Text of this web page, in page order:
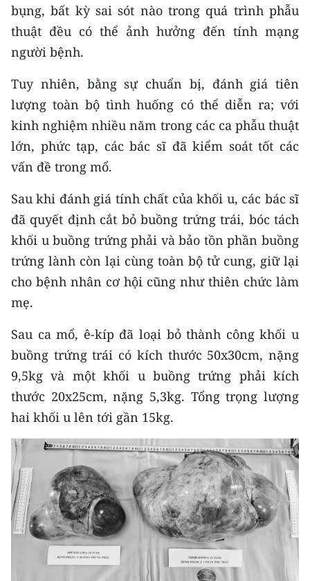
ENGLISH
FRANÇAIS
РУССКИЙ
ESPAÑOL
한국어
bụng, bất kỳ sai sót nào trong quá trình phẫu
thuật đều có thể ảnh hưởng đến tính mạng
người bệnh.
Tuy nhiên, bằng sự chuẩn bị, đánh giá tiên
lượng toàn bộ tình huống có thể diễn ra; với
kinh nghiệm nhiều năm trong các ca phẫu thuật
lớn, phức tạp, các bác sĩ đã kiểm soát tốt các
vấn đề trong mổ.
Sau khi đánh giá tính chất của khối u, các bác sĩ
đã quyết định cắt bỏ buồng trứng trái, bóc tách
khối u buồng trứng phải và bảo tồn phần buồng
trứng lành còn lại cùng toàn bộ tử cung, giữ lại
cho bệnh nhân cơ hội cũng như thiên chức làm
mẹ.
Sau ca mổ, ê-kíp đã loại bỏ thành công khối u
buồng trứng trái có kích thước 50x30cm, nặng
9,5kg và một khối u buồng trứng phải kích
thước 20x25cm, nặng 5,3kg. Tổng trọng lượng
hai khối u lên tới gần 15kg.